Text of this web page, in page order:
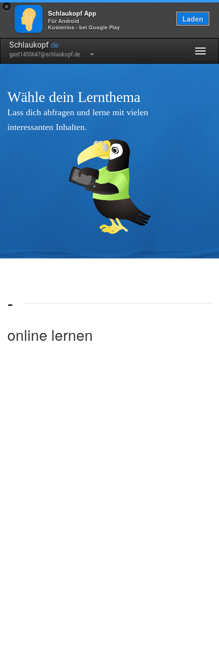
×
Schlaukopf App
Für Android
Kostenlos - bei Google Play
Laden
Schlaukopf.de
gast1455647@schlaukopf.de
Wähle dein Lernthema
Lass dich abfragen und lerne mit vielen
interessanten Inhalten.
-
online lernen